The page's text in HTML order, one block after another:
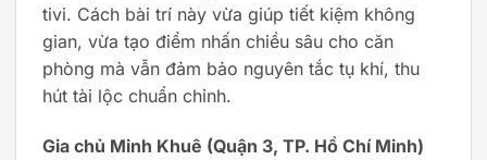
tivi. Cách bài trí này vừa giúp tiết kiệm không
gian, vừa tạo điểm nhấn chiều sâu cho căn
phòng mà vẫn đảm bảo nguyên tắc tụ khí, thu
hút tài lộc chuẩn chỉnh.
Gia chủ Minh Khuê (Quận 3, TP. Hồ Chí Minh)